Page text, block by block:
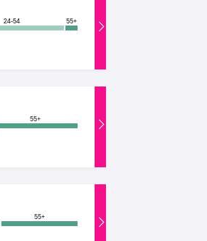
24-54 55+
55+
55+